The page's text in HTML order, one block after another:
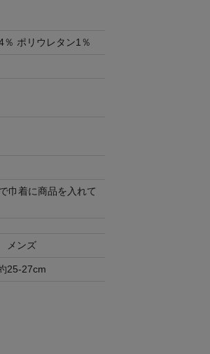
ポリウレタン1％
巾着に商品を入れて
メンズ
25-27cm